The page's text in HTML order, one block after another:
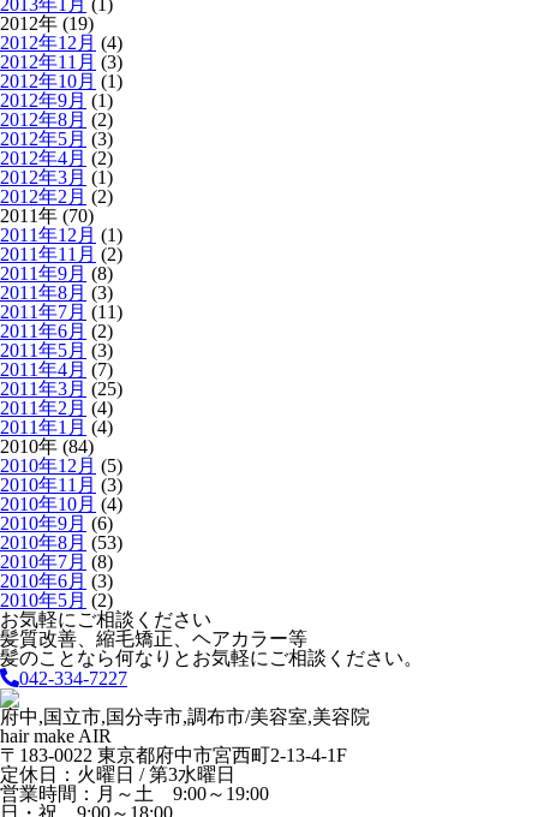
2013年1月 (1)
2012年 (19)
2012年12月 (4)
2012年11月 (3)
2012年10月 (1)
2012年9月 (1)
2012年8月 (2)
2012年5月 (3)
2012年4月 (2)
2012年3月 (1)
2012年2月 (2)
2011年 (70)
2011年12月 (1)
2011年11月 (2)
2011年9月 (8)
2011年8月 (3)
2011年7月 (11)
2011年6月 (2)
2011年5月 (3)
2011年4月 (7)
2011年3月 (25)
2011年2月 (4)
2011年1月 (4)
2010年 (84)
2010年12月 (5)
2010年11月 (3)
2010年10月 (4)
2010年9月 (6)
2010年8月 (53)
2010年7月 (8)
2010年6月 (3)
2010年5月 (2)
お気軽にご相談ください
髪質改善、縮毛矯正、ヘアカラー等
髪のことなら何なりとお気軽にご相談ください。
042-334-7227
府中,国立市,国分寺市,調布市/美容室,美容院
hair make AIR
〒183-0022 東京都府中市宮西町2-13-4-1F
定休日：火曜日 / 第3水曜日
営業時間：月～土 9:00～19:00
日・祝 9:00～18:00